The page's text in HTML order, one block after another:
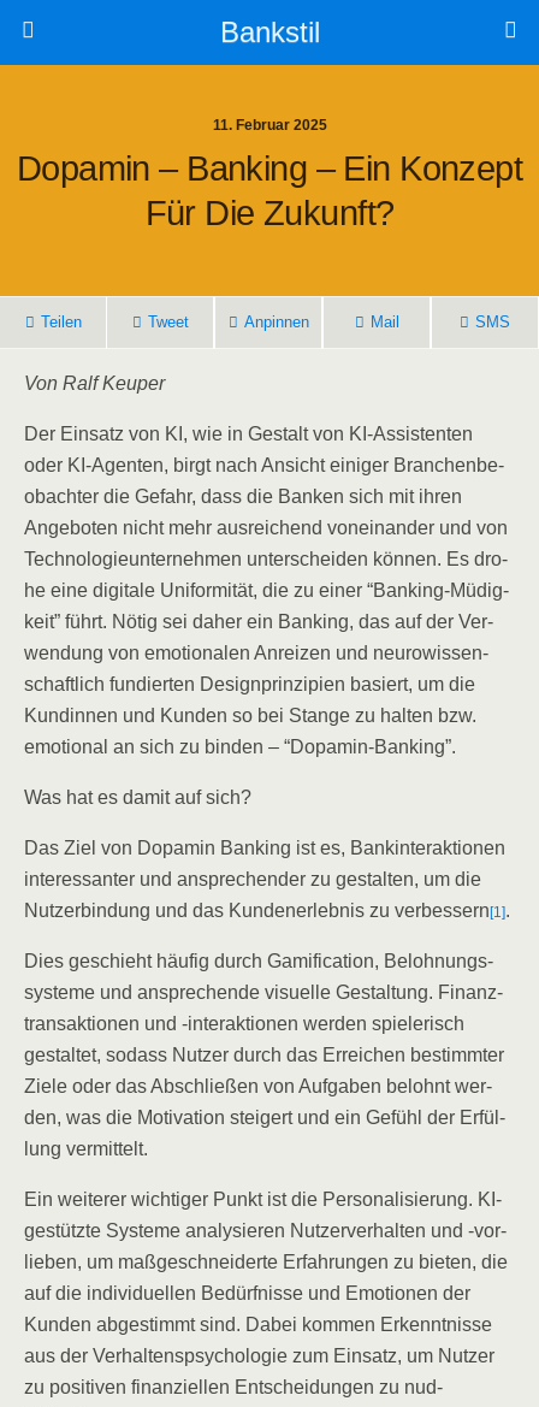
Bankstil
11. Februar 2025
Dopa­min – Ban­king – Ein Kon­zept
Für Die Zukunft?
Tei­len Tweet Anpin­nen Mail SMS
Von Ralf Keuper
Der Ein­satz von KI, wie in Gestalt von KI-Assis­ten­ten
oder KI-Agen­ten, birgt nach Ansicht eini­ger Bran­chen­be­
ob­ach­ter die Gefahr, dass die Ban­ken sich mit ihren
Ange­bo­ten nicht mehr aus­rei­chend von­ein­an­der und von
Tech­no­lo­gie­un­ter­neh­men unter­schei­den kön­nen. Es dro­
he eine digi­ta­le Uni­for­mi­tät, die zu einer “Ban­king-Müdig­
keit” führt. Nötig sei daher ein Ban­king, das auf der Ver­
wen­dung von emo­tio­na­len Anrei­zen und neu­ro­wis­sen­
schaft­lich fun­dier­ten Design­prin­zi­pi­en basiert, um die
Kun­din­nen und Kun­den so bei Stan­ge zu hal­ten bzw.
emo­tio­nal an sich zu bin­den – “Dopa­min-Ban­king”.
Was hat es damit auf sich?
Das Ziel von Dopa­min Ban­king ist es, Bank­in­ter­ak­tio­nen
inter­es­san­ter und anspre­chen­der zu gestal­ten, um die
Nutz­er­bin­dung und das Kun­den­er­leb­nis zu ver­bes­sern [1].
Dies geschieht häu­fig durch Gami­fi­ca­ti­on, Beloh­nungs­
sys­te­me und anspre­chen­de visu­el­le Gestal­tung. Finanz­
trans­ak­tio­nen und ‑inter­ak­tio­nen wer­den spie­le­risch
gestal­tet, sodass Nut­zer durch das Errei­chen bestimm­ter
Zie­le oder das Abschlie­ßen von Auf­ga­ben belohnt wer­
den, was die Moti­va­ti­on stei­gert und ein Gefühl der Erfül­
lung vermittelt.
Ein wei­te­rer wich­ti­ger Punkt ist die Per­so­na­li­sie­rung. KI-
gestütz­te Sys­te­me ana­ly­sie­ren Nut­zer­ver­hal­ten und ‑vor­
lie­ben, um maß­ge­schnei­der­te Erfah­run­gen zu bie­ten, die
auf die indi­vi­du­el­len Bedürf­nis­se und Emo­tio­nen der
Kun­den abge­stimmt sind. Dabei kom­men Erkennt­nis­se
aus der Ver­hal­tens­psy­cho­lo­gie zum Ein­satz, um Nut­zer
zu posi­ti­ven finan­zi­el­len Ent­schei­dun­gen zu nud­